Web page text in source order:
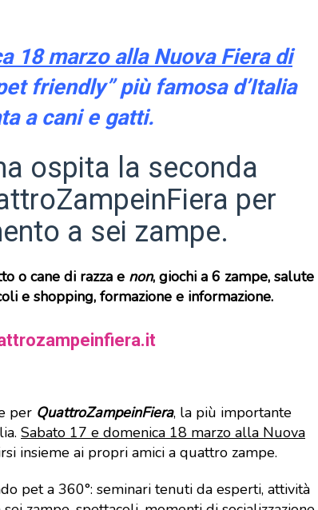
18 marzo alla Nuova Fiera di
friendly” più famosa d’Italia
a cani e gatti.
ospita la seconda
per
a sei zampe.
o cane di razza e non, giochi a 6 zampe, salute
e shopping, formazione e informazione.
per QuattroZampeinFiera, la più importante
Sabato 17 e domenica 18 marzo alla Nuova
insieme ai propri amici a quattro zampe.
pet a 360°: seminari tenuti da esperti, attività